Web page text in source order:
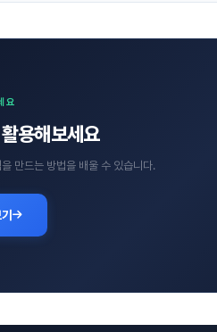
요
용해보세요
만드는 방법을 배울 수 있습니다.